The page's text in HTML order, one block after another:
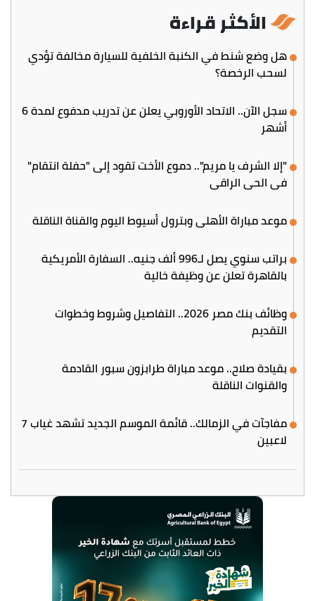
الأكثر قراءة
هل وضع شنط في الكنبة الخلفية للسيارة مخالفة تؤدي
لسحب الرخصة؟
سجل الآن.. الاتحاد الأوروبي يعلن عن تدريب مدفوع لمدة 6
أشهر
"إلا الشرف يا مريم".. دموع الأخت تقود إلى "حفلة انتقام"
في الحي الراقي
موعد مباراة الأهلي وبترول أسيوط اليوم والقناة الناقلة
براتب سنوي يصل لـ996 ألف جنيه.. السفارة الأمريكية
بالقاهرة تعلن عن وظيفة خالية
وظائف بنك مصر 2026.. التفاصيل وشروط وخطوات
التقديم
بقيادة صلاح.. موعد مباراة طرابزون سبور القادمة
والقنوات الناقلة
مفاجآت في الزمالك.. قائمة الموسم الجديد تشهد غياب 7
لاعبين